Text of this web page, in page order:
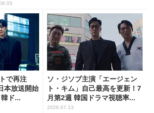
で再注
本放送開始
韓ド...
ソ・ジソブ主演「エージェン
ト・キム」自己最高を更新！7
月第2週 韓国ドラマ視聴率...
2026.07.13